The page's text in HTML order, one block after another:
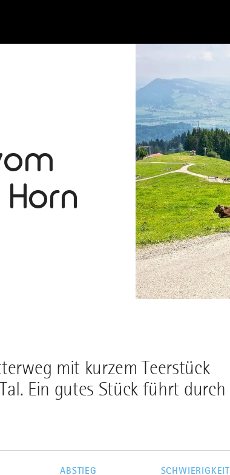
mit kurzem Teerstück
Ein gutes Stück führt durch
ABSTIEG SCHWIERIGKEIT